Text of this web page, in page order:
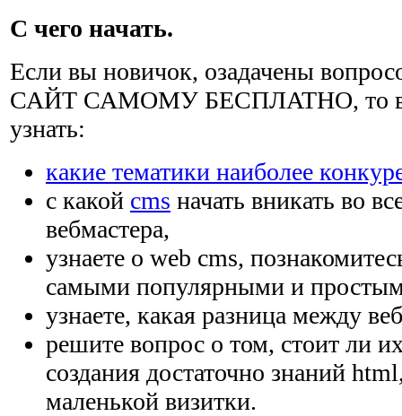
С чего начать.
Если вы новичок, озадачены
САЙТ САМОМУ БЕСПЛАТНО, то
узнать:
какие тематики наиболее
с какой cms начать вникать во
вебмастера,
узнаете о web cms,
самыми популярными и
узнаете, какая разница между
решите вопрос о том, стоит ли
создания достаточно знаний
маленькой визитки.